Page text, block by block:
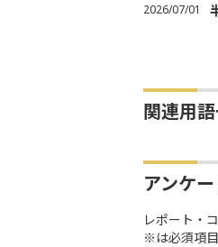
2026/07/01
関連用
アンケー
レポート・
※は必須項目